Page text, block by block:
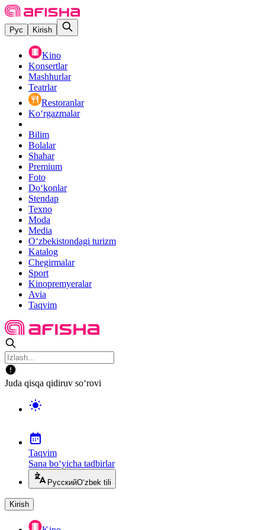
Рус Kirish
Kino
Konsertlar
Mashhurlar
Teatrlar
Restoranlar
Ko‘rgazmalar
Bilim
Bolalar
Shahar
Premium
Foto
Do‘konlar
Stendap
Texno
Moda
Media
O‘zbekistondagi turizm
Katalog
Chegirmalar
Sport
Kinopremyeralar
Avia
Taqvim
Juda qisqa qidiruv so‘rovi
Taqvim
Sana bo‘yicha tadbirlar
РусскийO‘zbek tili
Kirish